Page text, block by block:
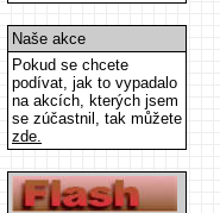
Naše akce
Pokud se chcete
podívat, jak to vypadalo
na akcích, kterých jsem
se zúčastnil, tak můžete
zde.